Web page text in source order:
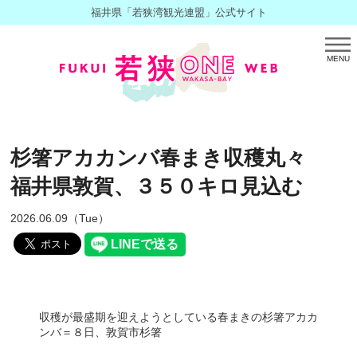
福井県「若狭湾観光連盟」公式サイト
MENU
杉箸アカカンバ春まき収穫丸々
福井県敦賀、３５０キロ見込む
2026.06.09（Tue）
収穫が最盛期を迎えようとしている春まきの杉箸アカカ
ンバ＝８日、敦賀市杉箸